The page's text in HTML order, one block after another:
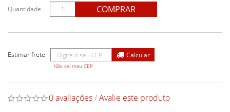
Quantidade COMPRAR
Não sei meu CEP
0 avaliações/Avalie este produto